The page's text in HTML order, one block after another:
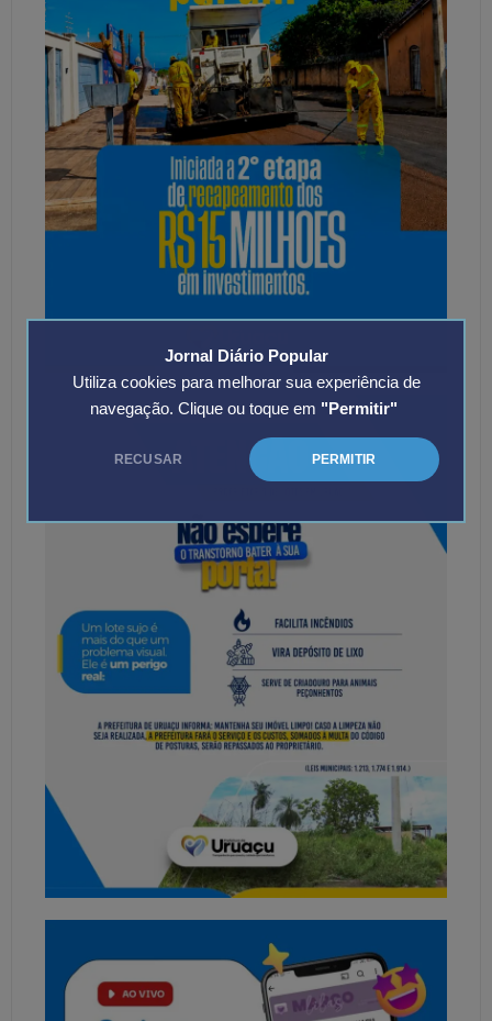
Jornal Diário Popular
Utiliza cookies para melhorar sua experiência de
navegação. Clique ou toque em "Permitir"
RECUSAR PERMITIR